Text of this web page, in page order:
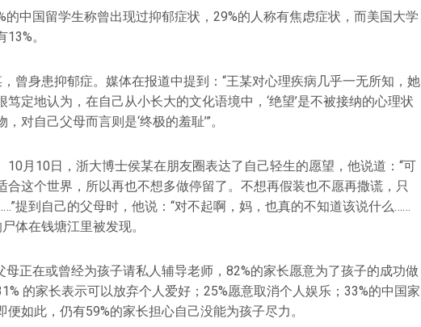
的中国留学生称曾出现过抑郁症状，29%的人称有焦虑症状，而美国大学
。
曾身患抑郁症。媒体在报道中提到：“王某对心理疾病几乎一无所知，她
定地认为，在自己从小长大的文化语境中，‘绝望’是不被接纳的心理状
对自己父母而言则是‘终极的羞耻’”。
10月10日，浙大博士侯某在朋友圈表达了自己轻生的愿望，他说道：“可
合这个世界，所以再也不想多做停留了。不想再假装也不愿再撒谎，只
提到自己的父母时，他说：“对不起啊，妈，也真的不知道该说什么……
体在钱塘江里被发现。
母正在或曾经为孩子请私人辅导老师，82%的家长愿意为了孩子的成功做
的家长表示可以放弃个人爱好；25%愿意取消个人娱乐；33%的中国家
如此，仍有59%的家长担心自己没能为孩子尽力。